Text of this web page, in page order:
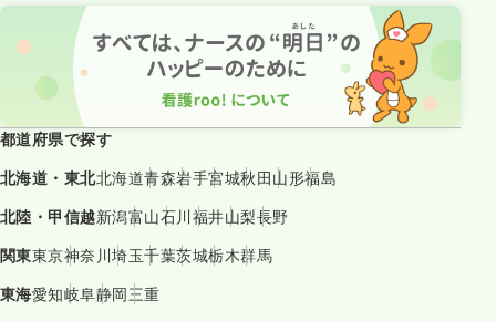
都道府県で探す
北海道・東北北海道青森岩手宮城秋田山形福島
北陸・甲信越新潟富山石川福井山梨長野
関東東京神奈川埼玉千葉茨城栃木群馬
東海愛知岐阜静岡三重